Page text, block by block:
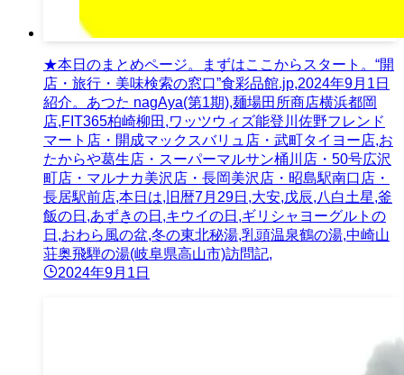
★本日のまとめページ。まずはここからスタート。“開
店・旅行・美味検索の窓口”食彩品館.jp,2024年9月1日
紹介。あつた nagAya(第1期),麺場田所商店横浜都岡
店,FIT365柏崎柳田,ワッツウィズ能登川佐野フレンド
マート店・開成マックスバリュ店・武町タイヨー店,お
たからや葛生店・スーパーマルサン桶川店・50号広沢
町店・マルナカ美沢店・長岡美沢店・昭島駅南口店・
長居駅前店,本日は,旧暦7月29日,大安,戊辰,八白土星,釜
飯の日,あずきの日,キウイの日,ギリシャヨーグルトの
日,おわら風の盆,冬の東北秘湯,乳頭温泉鶴の湯,中崎山
荘奥飛騨の湯(岐阜県高山市)訪問記,
2024年9月1日